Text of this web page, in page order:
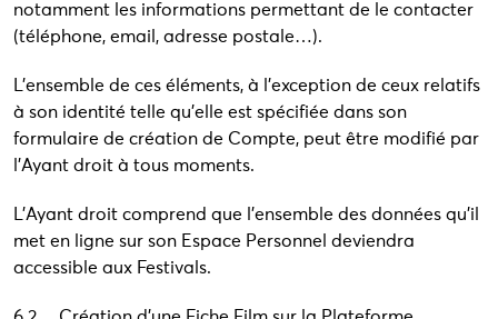
notamment les informations permettant de le contacter
(téléphone, email, adresse postale…).
L’ensemble de ces éléments, à l’exception de ceux relatifs
à son identité telle qu’elle est spécifiée dans son
formulaire de création de Compte, peut être modifié par
l’Ayant droit à tous moments.
L’Ayant droit comprend que l’ensemble des données qu’il
met en ligne sur son Espace Personnel deviendra
accessible aux Festivals.